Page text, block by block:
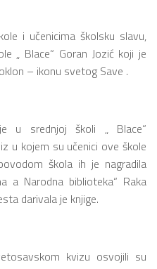
i učenicima školsku slavu,
„ Blace“ Goran Jozić koji je
– ikonu svetog Save .
u srednjoj školi „ Blace“
u kojem su učenici ove škole
škola ih je nagradila
a Narodna biblioteka“ Raka
darivala je knjige.
kvizu osvojili su